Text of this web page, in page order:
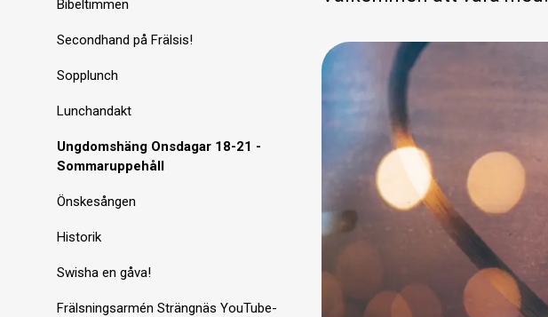
Bibeltimmen
Secondhand på Frälsis!
Sopplunch
Lunchandakt
Ungdomshäng Onsdagar 18-21 -
Sommaruppehåll
Önskesången
Historik
Swisha en gåva!
Frälsningsarmén Strängnäs YouTube-